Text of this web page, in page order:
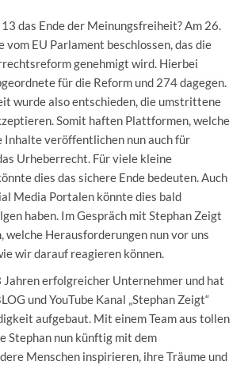
das Ende der Meinungsfreiheit? Am 26.
EU Parlament beschlossen, das die
genehmigt wird. Hierbei
für die Reform und 274 dagegen.
wurde also entschieden, die umstrittene
Somit haften Plattformen, welche
veröffentlichen nun auch für
Urheberrecht. Für viele kleine
dies das sichere Ende bedeuten. Auch
Media Portalen könnte dies bald
haben. Im Gespräch mit Stephan Zeigt
welche Herausforderungen nun vor uns
wir darauf reagieren können.
Jahren erfolgreicher Unternehmer und hat
und YouTube Kanal „Stephan Zeigt“
aufgebaut. Mit einem Team aus tollen
Stephan nun künftig mit dem
Menschen inspirieren, ihre Träume und